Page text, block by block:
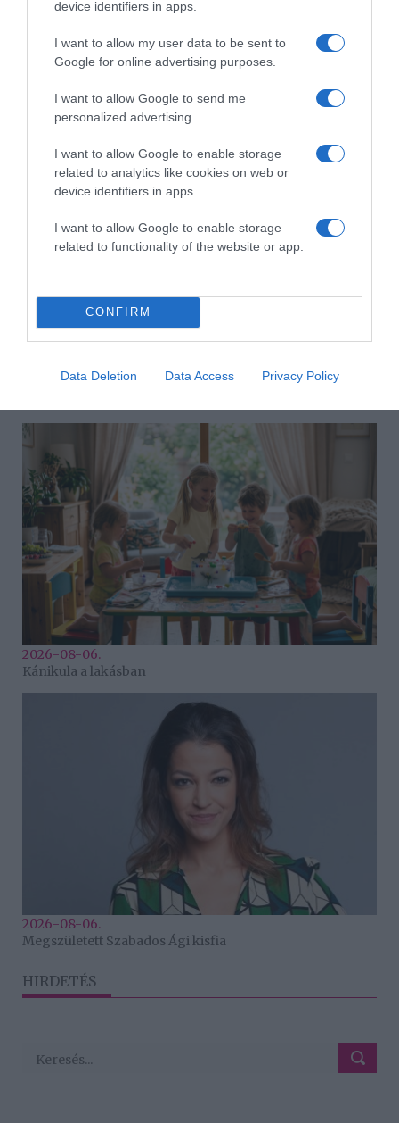
device identifiers in apps.
I want to allow my user data to be sent to
Google for online advertising purposes.
I want to allow Google to send me
personalized advertising.
I want to allow Google to enable storage
related to analytics like cookies on web or
device identifiers in apps.
I want to allow Google to enable storage
related to functionality of the website or app.
CONFIRM
Data Deletion Data Access Privacy Policy
2026-08-06.
2026-08-06.
2026-08-06.
Kánikula a lakásban
2026-08-06.
Megszületett Szabados Ági kisfia
HIRDETÉS